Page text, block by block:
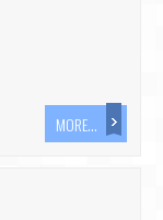
MORE...